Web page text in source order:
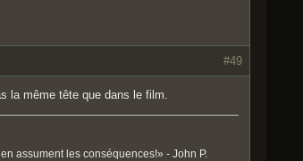
#49
la même tête que dans le film.
assument les conséquences!» - John P.